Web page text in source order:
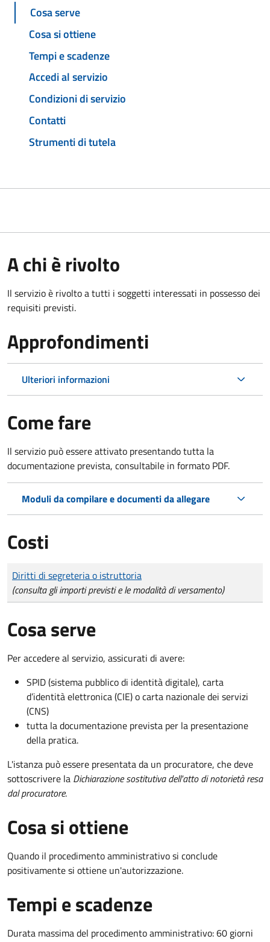
Cosa serve
Cosa si ottiene
Tempi e scadenze
Accedi al servizio
Condizioni di servizio
Contatti
Strumenti di tutela
A chi è rivolto
Il servizio è rivolto a tutti i soggetti interessati in possesso dei
requisiti previsti.
Approfondimenti
Ulteriori informazioni
Come fare
Il servizio può essere attivato presentando tutta la
documentazione prevista, consultabile in formato PDF.
Moduli da compilare e documenti da allegare
Costi
Tipo di pagamento
Importo
Diritti di segreteria o istruttoria
(consulta gli importi previsti e le modalità di versamento)
Cosa serve
Per accedere al servizio, assicurati di avere:
SPID (sistema pubblico di identità digitale), carta
d’identità elettronica (CIE) o carta nazionale dei servizi
(CNS)
tutta la documentazione prevista per la presentazione
della pratica.
L'istanza può essere presentata da un procuratore, che deve
sottoscrivere la Dichiarazione sostitutiva dell'atto di notorietà resa
dal procuratore.
Cosa si ottiene
Quando il procedimento amministrativo si conclude
positivamente si ottiene un'autorizzazione.
Tempi e scadenze
Durata massima del procedimento amministrativo: 60 giorni